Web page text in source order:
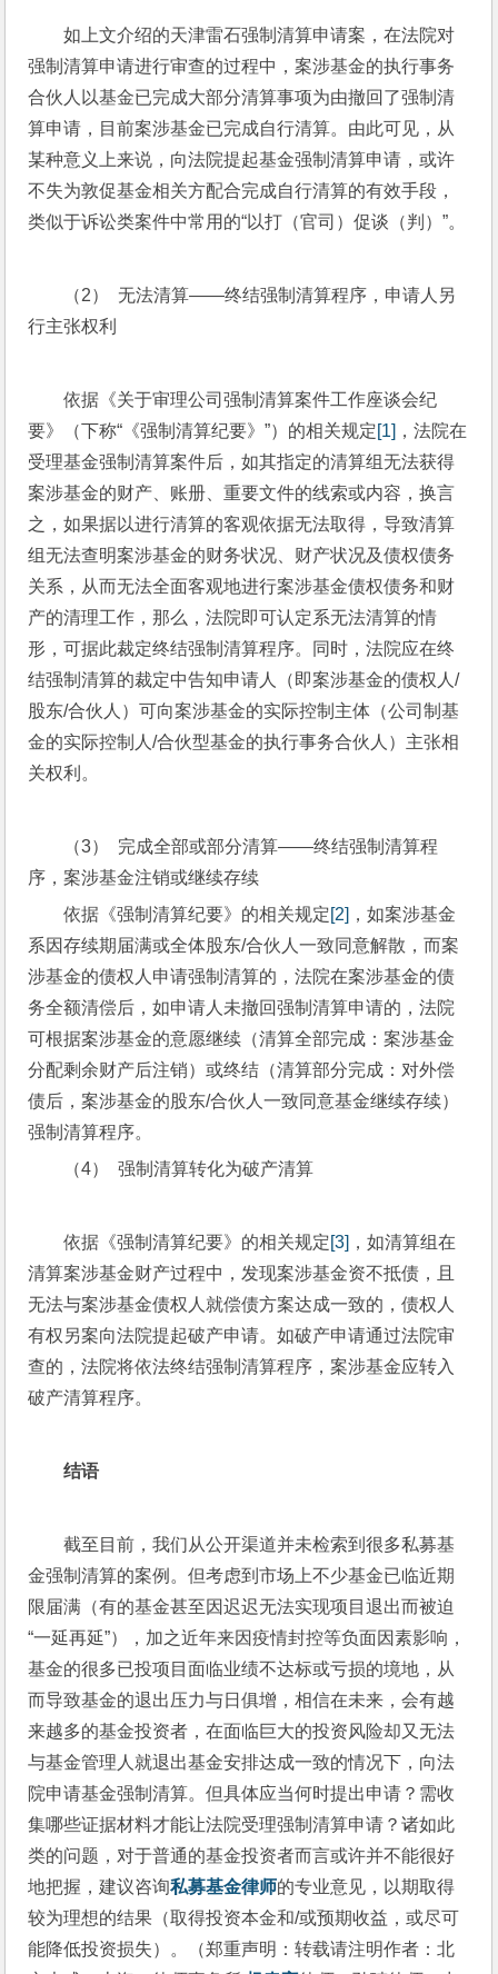
如上文介绍的天津雷石强制清算申请案，在法院对
强制清算申请进行审查的过程中，案涉基金的执行事务
合伙人以基金已完成大部分清算事项为由撤回了强制清
算申请，目前案涉基金已完成自行清算。由此可见，从
某种意义上来说，向法院提起基金强制清算申请，或许
不失为敦促基金相关方配合完成自行清算的有效手段，
类似于诉讼类案件中常用的“以打（官司）促谈（判）”。
（2）  无法清算——终结强制清算程序，申请人另
行主张权利
依据《关于审理公司强制清算案件工作座谈会纪
要》（下称“《强制清算纪要》”）的相关规定[1] ，法院在
受理基金强制清算案件后，如其指定的清算组无法获得
案涉基金的财产、账册、重要文件的线索或内容，换言
之，如果据以进行清算的客观依据无法取得，导致清算
组无法查明案涉基金的财务状况、财产状况及债权债务
关系，从而无法全面客观地进行案涉基金债权债务和财
产的清理工作，那么，法院即可认定系无法清算的情
形，可据此裁定终结强制清算程序。同时，法院应在终
结强制清算的裁定中告知申请人（即案涉基金的债权人/
股东/合伙人）可向案涉基金的实际控制主体（公司制基
金的实际控制人/合伙型基金的执行事务合伙人）主张相
关权利。
（3）  完成全部或部分清算——终结强制清算程
序，案涉基金注销或继续存续
依据《强制清算纪要》的相关规定[2] ，如案涉基金
系因存续期届满或全体股东/合伙人一致同意解散，而案
涉基金的债权人申请强制清算的，法院在案涉基金的债
务全额清偿后，如申请人未撤回强制清算申请的，法院
可根据案涉基金的意愿继续（清算全部完成：案涉基金
分配剩余财产后注销）或终结（清算部分完成：对外偿
债后，案涉基金的股东/合伙人一致同意基金继续存续）
强制清算程序。
（4）  强制清算转化为破产清算
依据《强制清算纪要》的相关规定[3] ，如清算组在
清算案涉基金财产过程中，发现案涉基金资不抵债，且
无法与案涉基金债权人就偿债方案达成一致的，债权人
有权另案向法院提起破产申请。如破产申请通过法院审
查的，法院将依法终结强制清算程序，案涉基金应转入
破产清算程序。
结语
截至目前，我们从公开渠道并未检索到很多私募基
金强制清算的案例。但考虑到市场上不少基金已临近期
限届满（有的基金甚至因迟迟无法实现项目退出而被迫
“一延再延”），加之近年来因疫情封控等负面因素影响，
基金的很多已投项目面临业绩不达标或亏损的境地，从
而导致基金的退出压力与日俱增，相信在未来，会有越
来越多的基金投资者，在面临巨大的投资风险却又无法
与基金管理人就退出基金安排达成一致的情况下，向法
院申请基金强制清算。但具体应当何时提出申请？需收
集哪些证据材料才能让法院受理强制清算申请？诸如此
类的问题，对于普通的基金投资者而言或许并不能很好
地把握，建议咨询私募基金律师的专业意见，以期取得
较为理想的结果（取得投资本金和/或预期收益，或尽可
能降低投资损失）。（郑重声明：转载请注明作者：北